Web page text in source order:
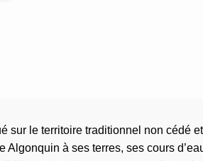
sur le territoire traditionnel non cédé
à ses terres, ses cours